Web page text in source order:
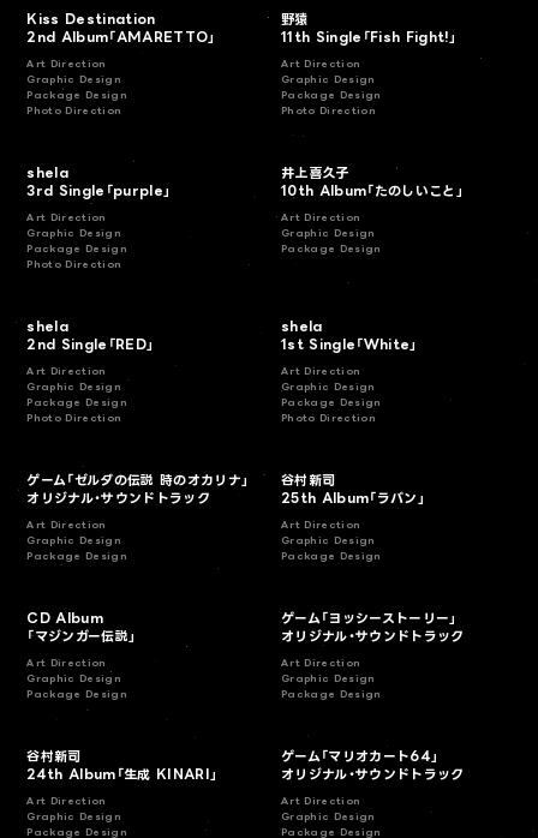
Kiss Destination
2nd Album「AMARETTO」
Art Direction
Graphic Design
Package Design
Photo Direction
野猿
11th Single「Fish Fight!」
Art Direction
Graphic Design
Package Design
Photo Direction
shela
3rd Single「purple」
Art Direction
Graphic Design
Package Design
Photo Direction
井上喜久子
10th Album「たのしいこと」
Art Direction
Graphic Design
Package Design
shela
2nd Single「RED」
Art Direction
Graphic Design
Package Design
Photo Direction
shela
1st Single「White」
Art Direction
Graphic Design
Package Design
Photo Direction
ゲーム「ゼルダの伝説 時のオカリナ」
オリジナル・サウンドトラック
Art Direction
Graphic Design
Package Design
谷村新司
25th Album「ラバン」
Art Direction
Graphic Design
Package Design
CD Album
「マジンガー伝説」
Art Direction
Graphic Design
Package Design
ゲーム「ヨッシーストーリー」
オリジナル・サウンドトラック
Art Direction
Graphic Design
Package Design
谷村新司
24th Album「生成 KINARI」
Art Direction
Graphic Design
Package Design
ゲーム「マリオカート64」
オリジナル・サウンドトラック
Art Direction
Graphic Design
Package Design